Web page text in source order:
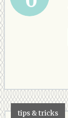
tips & tricks